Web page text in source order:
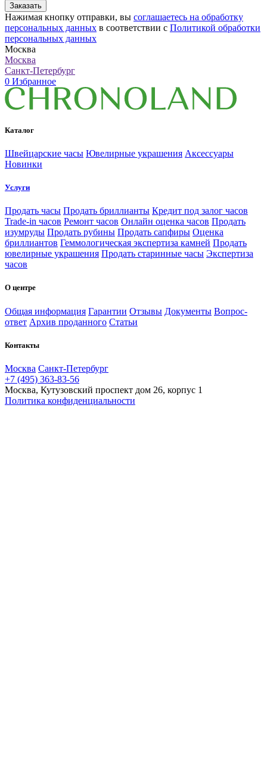
Заказать
Нажимая кнопку отправки, вы соглашаетесь на обработку
персональных данных в соответствии с Политикой обработки
персональных данных
Москва
Москва
Санкт-Петербург
0 Избранное
Каталог
Швейцарские часы Ювелирные украшения Аксессуары
Новинки
Услуги
Продать часы Продать бриллианты Кредит под залог часов
Trade-in часов Ремонт часов Онлайн оценка часов Продать
изумруды Продать рубины Продать сапфиры Оценка
бриллиантов Геммологическая экспертиза камней Продать
ювелирные украшения Продать старинные часы Экспертиза
часов
О центре
Общая информация Гарантии Отзывы Документы Вопрос-
ответ Архив проданного Статьи
Контакты
Москва Санкт-Петербург
+7 (495) 363-83-56
Москва, Кутузовский проспект дом 26, корпус 1
Политика конфиденциальности